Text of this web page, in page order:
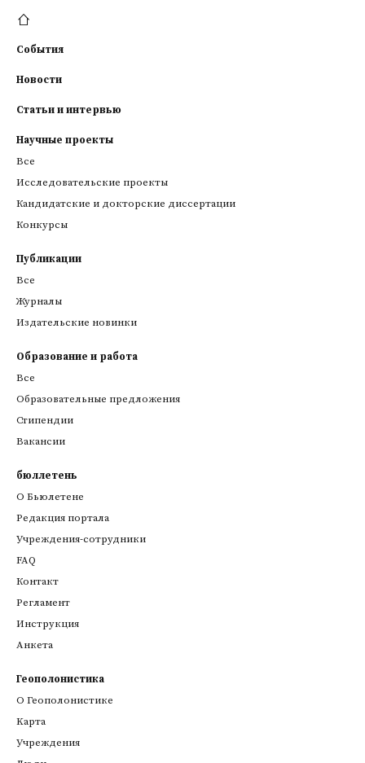
События
Новости
Статьи и интервью
Научные проекты
Все
Исследовательские проекты
Кандидатские и докторские диссертации
Конкурсы
Публикации
Все
Журналы
Издательские новинки
Образование и работа
Все
Образовательные предложения
Стипендии
Вакансии
бюллетень
О Бьюлетене
Редакция портала
Учреждения-сотрудники
FAQ
Контакт
Регламент
Инструкция
Анкета
Геополонистика
О Геополонистике
Kарта
Учреждения